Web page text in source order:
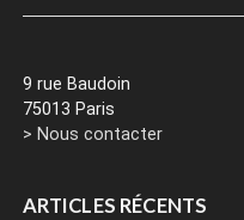
9 rue Baudoin
75013 Paris
> Nous contacter
ARTICLES RÉCENTS